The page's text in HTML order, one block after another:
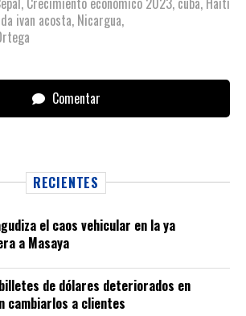
ivan acosta, Nicargua,
Comentar
RECIENTES
el caos vehicular en la ya
a Masaya
de dólares deteriorados en
cambiarlos a clientes